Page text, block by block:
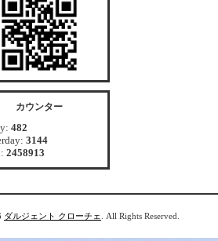
カウンター
482
3144
2458913
ダルジェント クローチェ . All Rights Reserved.